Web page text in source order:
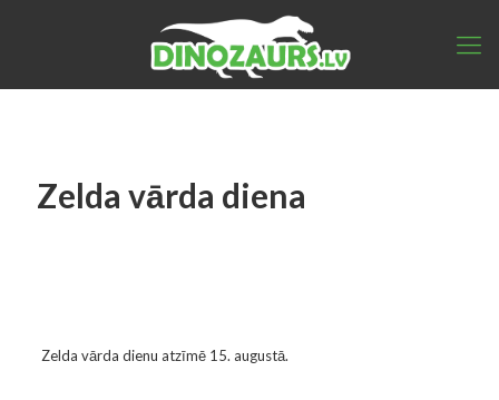
Zelda vārda diena
Zelda vārda dienu atzīmē 15. augustā.